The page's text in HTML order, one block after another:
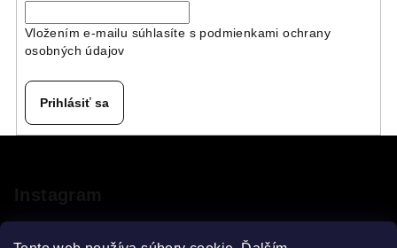
Vložením e-mailu súhlasíte s podmienkami ochrany
osobných údajov
Prihlásiť sa
ä